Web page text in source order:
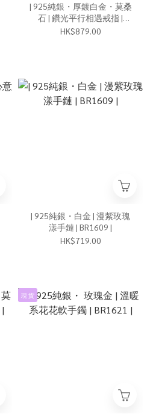
| 925純銀・厚鍍白金・莫桑
石 | 鑽光平行相遇戒指 |
RI1153 |
HK$879.00
| 925純銀・白金 | 漫紫玫瑰
漾手鏈 | BR1609 |
HK$719.00
現 貨